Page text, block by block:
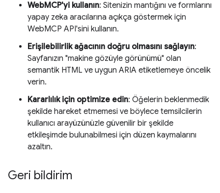
WebMCP'yi kullanın: Sitenizin mantığını ve formlarını
yapay zeka aracılarına açıkça göstermek için
WebMCP API'sini kullanın.
Erişilebilirlik ağacının doğru olmasını sağlayın:
Sayfanızın "makine gözüyle görünümü" olan
semantik HTML ve uygun ARIA etiketlemeye öncelik
verin.
Kararlılık için optimize edin: Öğelerin beklenmedik
şekilde hareket etmemesi ve böylece temsilcilerin
kullanıcı arayüzünüzle güvenilir bir şekilde
etkileşimde bulunabilmesi için düzen kaymalarını
azaltın.
Geri bildirim